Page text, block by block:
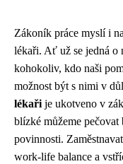
Zákoník práce myslí i
lékaři. Ať už se jedná o
kohokoliv, kdo naši
možnost být s nimi v
lékaři je ukotveno v
blízké můžeme
povinnosti.
work-life balance a